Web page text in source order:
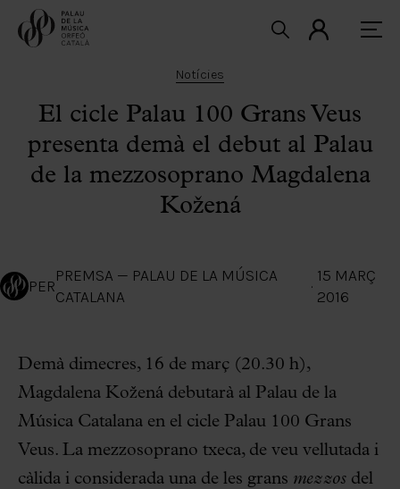
Notícies
El cicle Palau 100 Grans Veus
presenta demà el debut al Palau
de la mezzosoprano Magdalena
Kožená
PER
PREMSA — PALAU DE LA MÚSICA
CATALANA
·
15 MARÇ
2016
Demà dimecres, 16 de març (20.30 h),
Magdalena Kožená debutarà al Palau de la
Música Catalana en el cicle Palau 100 Grans
Veus. La mezzosoprano txeca, de veu vellutada i
càlida i considerada una de les grans mezzos del